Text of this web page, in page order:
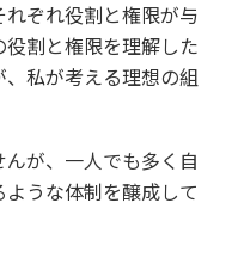
ぞれ役割と権限が与
割と権限を理解した
私が考える理想の組
が、一人でも多く自
うな体制を醸成して